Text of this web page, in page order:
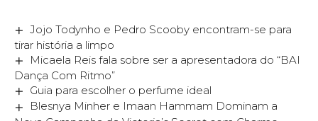
Jojo Todynho e Pedro Scooby encontram-se para
tirar história a limpo
Micaela Reis fala sobre ser a apresentadora do “BAI
Dança Com Ritmo”
Guia para escolher o perfume ideal
Blesnya Minher e Imaan Hammam Dominam a